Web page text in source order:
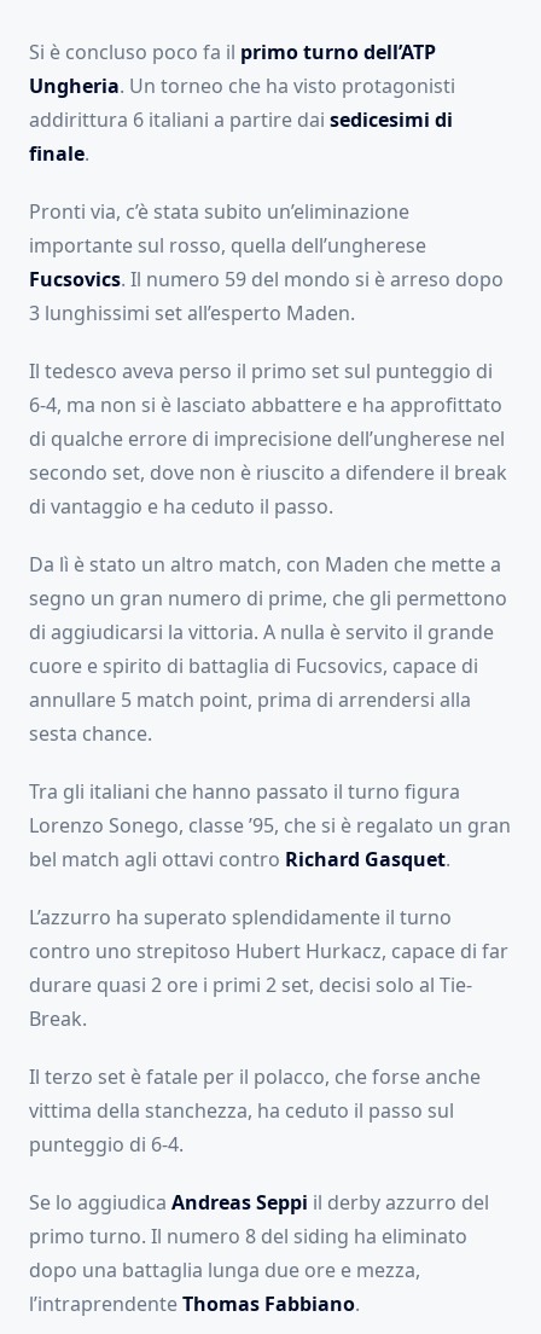
Si è concluso poco fa il primo turno dell’ATP
Ungheria. Un torneo che ha visto protagonisti
addirittura 6 italiani a partire dai sedicesimi di
finale.
Pronti via, c’è stata subito un’eliminazione
importante sul rosso, quella dell’ungherese
Fucsovics. Il numero 59 del mondo si è arreso dopo
3 lunghissimi set all’esperto Maden.
Il tedesco aveva perso il primo set sul punteggio di
6-4, ma non si è lasciato abbattere e ha approfittato
di qualche errore di imprecisione dell’ungherese nel
secondo set, dove non è riuscito a difendere il break
di vantaggio e ha ceduto il passo.
Da lì è stato un altro match, con Maden che mette a
segno un gran numero di prime, che gli permettono
di aggiudicarsi la vittoria. A nulla è servito il grande
cuore e spirito di battaglia di Fucsovics, capace di
annullare 5 match point, prima di arrendersi alla
sesta chance.
Tra gli italiani che hanno passato il turno figura
Lorenzo Sonego, classe ’95, che si è regalato un gran
bel match agli ottavi contro Richard Gasquet.
L’azzurro ha superato splendidamente il turno
contro uno strepitoso Hubert Hurkacz, capace di far
durare quasi 2 ore i primi 2 set, decisi solo al Tie-
Break.
Il terzo set è fatale per il polacco, che forse anche
vittima della stanchezza, ha ceduto il passo sul
punteggio di 6-4.
Se lo aggiudica Andreas Seppi il derby azzurro del
primo turno. Il numero 8 del siding ha eliminato
dopo una battaglia lunga due ore e mezza,
l’intraprendenteThomas Fabbiano.